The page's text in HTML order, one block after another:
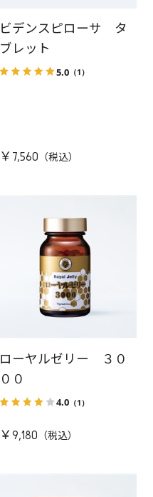
ビデンスピローサ タ
ブレット
5.0（1）
￥7,560
ローヤルゼリー ３０
００
4.0（1）
￥9,180